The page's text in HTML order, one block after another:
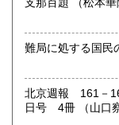
北京週報 161－
日号 4冊